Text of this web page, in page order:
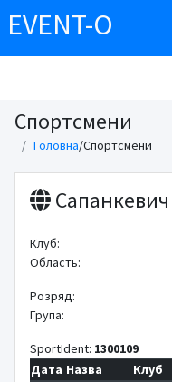
EVENT-O
Спортсмени
Головна/Спортсмени
Клуб:
Область:
Розряд:
Група:
SportIdent: 1300109
Дата Назва Клуб